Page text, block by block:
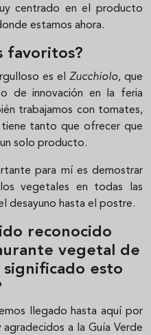
centrado en el producto
estamos ahora.
favoritos?
es el Zucchiolo, que
de innovación en la feria
trabajamos con tomates,
tanto que ofrecer que
solo producto.
para mí es demostrar
vegetales en todas las
desayuno hasta el postre.
reconocido
vegetal de
esto
llegado hasta aquí por
a la Guía Verde